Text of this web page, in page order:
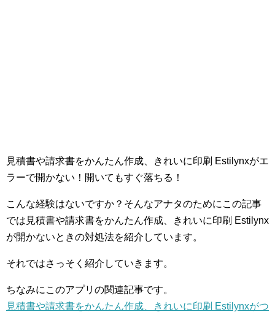
見積書や請求書をかんたん作成、きれいに印刷 Estilynxがエ
ラーで開かない！開いてもすぐ落ちる！
こんな経験はないですか？そんなアナタのためにこの記事
では見積書や請求書をかんたん作成、きれいに印刷 Estilynx
が開かないときの対処法を紹介しています。
それではさっそく紹介していきます。
ちなみにこのアプリの関連記事です。
見積書や請求書をかんたん作成、きれいに印刷 Estilynxがつ